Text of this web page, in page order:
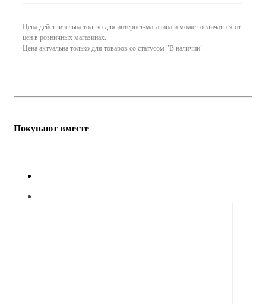
Цена действительна только для интернет-магазина и может отличаться от
цен в розничных магазинах.
Цена актуальна только для товаров со статусом "В наличии".
Покупают вместе